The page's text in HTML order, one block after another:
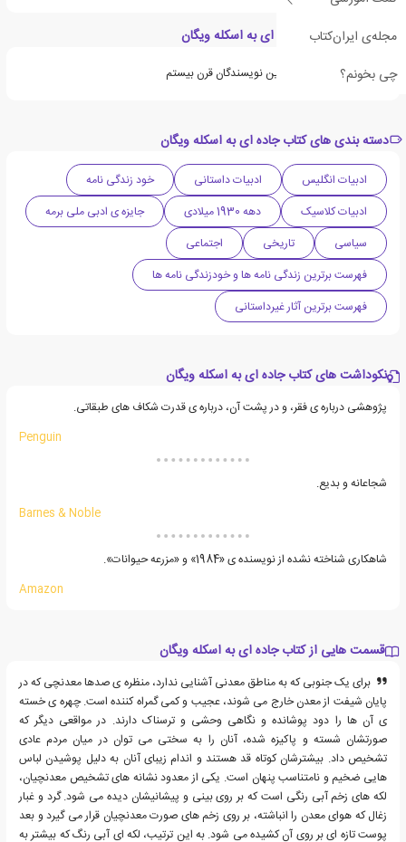
مجله‌ی ایران‌کتاب
چی بخونم؟
ویژگی های کتاب جاده ای به اسکله ویگان
جورج اورول از برجسته ترین نویسندگان قرن بیستم
دسته بندی های کتاب جاده ای به اسکله ویگان
ادبیات انگلیس ادبیات داستانی
خود زندگی نامه
ادبیات کلاسیک
دهه 1930 میلادی
جایزه ی ادبی ملی برمه
سیاسی
تاریخی
اجتماعی
فهرست برترین زندگی نامه ها و خودزندگی نامه ها
فهرست برترین آثار غیرداستانی
نکوداشت های کتاب جاده ای به اسکله ویگان
پژوهشی درباره ی فقر، و در پشت آن، درباره ی قدرت شکاف های طبقاتی.
Penguin
شجاعانه و بدیع.
Barnes & Noble
شاهکاری شناخته نشده از نویسنده ی «1984» و «مزرعه حیوانات».
Amazon
قسمت هایی از کتاب جاده ای به اسکله ویگان
برای یک جنوبی که به مناطق معدنی آشنایی ندارد، منظره ی صدها معدنچی که در
پایان شیفت از معدن خارج می شوند، عجیب و کمی گمراه کننده است. چهره ی خسته
ی آن ها را دود پوشانده و نگاهی وحشی و ترسناک دارند. در مواقعی دیگر که
صورتشان شسته و پاکیزه شده، آنان را به سختی می توان در میان مردم عادی
تشخیص داد. بیشترشان کوتاه قد هستند و اندام زیبای آنان به دلیل پوشیدن لباس
هایی ضخیم و نامتناسب پنهان است. یکی از معدود نشانه های تشخیص معدنچیان،
لکه های زخم آبی رنگی است که بر روی بینی و پیشانیشان دیده می شود. گرد و غبار
زغال که هوای معدن را انباشته، بر روی زخم های صورت معدنچیان قرار می گیرد و بعد
پوست تازه ای بر روی آن کشیده می شود. به این ترتیب، لکه ای آبی رنگ که بیشتر به